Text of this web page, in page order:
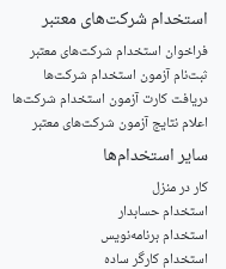
استخدام‌ شرکت‌های معتبر
فراخوان استخدام شرکت‌های معتبر
ثبت‌نام آزمون استخدام شرکت‌ها
دریافت کارت آزمون استخدام شرکت‌ها
اعلام نتایج آزمون شرکت‌های معتبر
سایر استخدام‌ها
کار در منزل
استخدام حسابدار
استخدام برنامه‌نویس
استخدام کارگر ساده